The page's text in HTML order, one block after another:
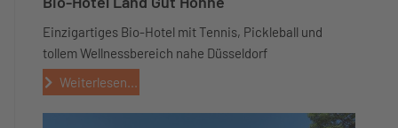
Einzigartiges Bio-Hotel mit Tennis, Pickleball und
tollem Wellnessbereich nahe Düsseldorf
Weiterlesen...